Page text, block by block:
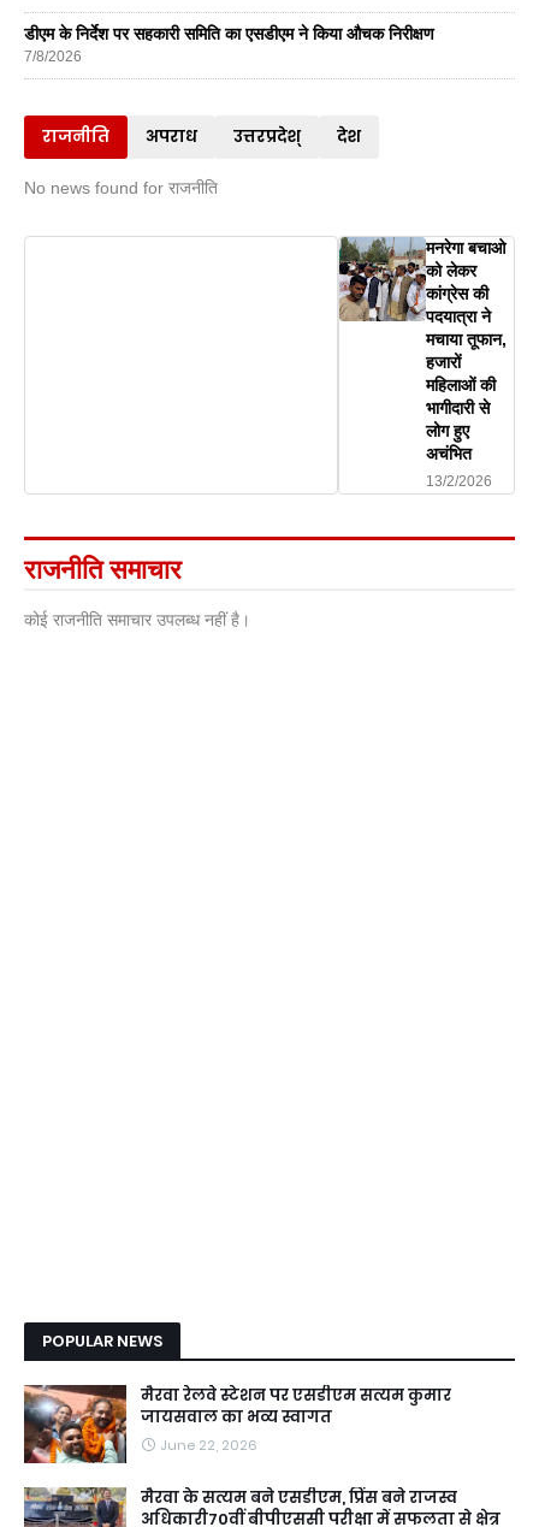
डीएम के निर्देश पर सहकारी समिति का एसडीएम ने किया औचक निरीक्षण
7/8/2026
राजनीति अपराध उत्तरप्रदेश् देश
No news found for राजनीति
मनरेगा बचाओ
को लेकर
कांग्रेस की
पदयात्रा ने
मचाया तूफान,
हजारों
महिलाओं की
भागीदारी से
लोग हुए
अचंभित
13/2/2026
राजनीति समाचार
कोई राजनीति समाचार उपलब्ध नहीं है।
POPULAR NEWS
मैरवा रेलवे स्टेशन पर एसडीएम सत्यम कुमार
जायसवाल का भव्य स्वागत
June 22, 2026
मैरवा के सत्यम बने एसडीएम, प्रिंस बने राजस्व
अधिकारी70वीं बीपीएससी परीक्षा में सफलता से क्षेत्र